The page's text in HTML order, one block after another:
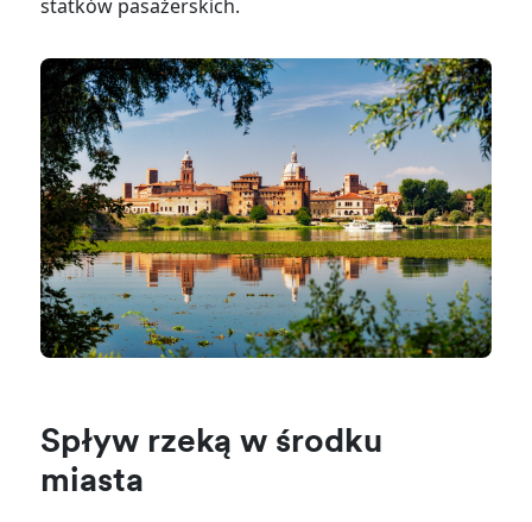
statków pasażerskich.
Spływ rzeką w środku
miasta